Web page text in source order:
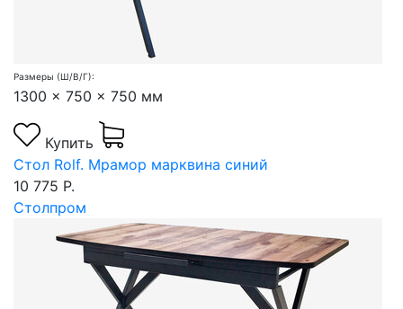
Размеры (Ш/В/Г):
1300 x 750 x 750 мм
Купить
Стол Rolf. Мрамор марквина синий
10 775 Р.
Столпром